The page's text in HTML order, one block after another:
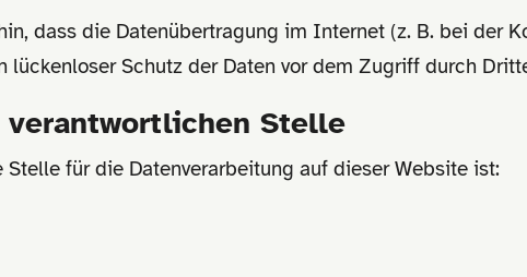
dass die Datenübertragung im Internet (z. B. bei der
lückenloser Schutz der Daten vor dem Zugriff durch
verantwortlichen Stelle
Stelle für die Datenverarbeitung auf dieser Website ist: